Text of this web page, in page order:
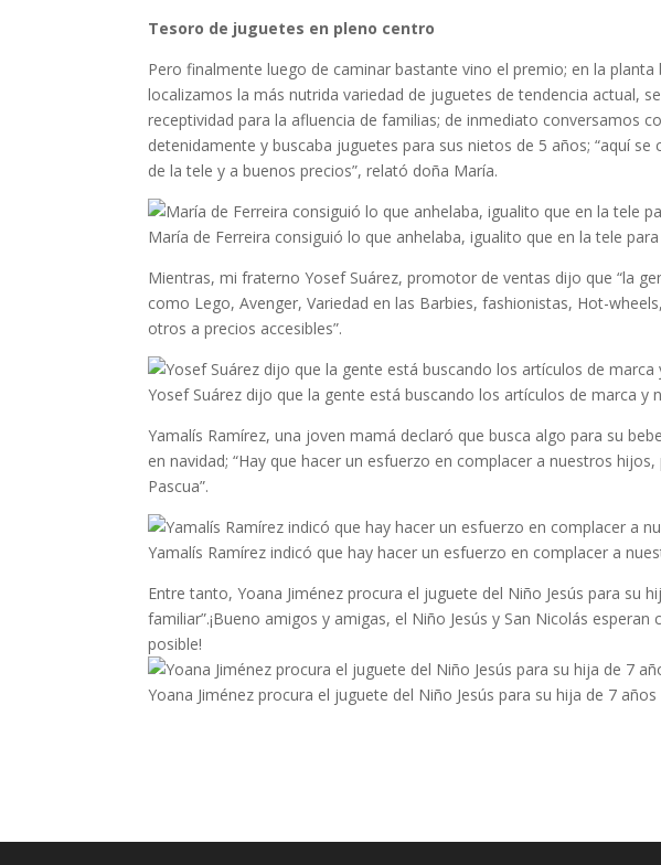
Tesoro de juguetes en pleno centro
Pero finalmente luego de caminar bastante vino el premio; en la
localizamos la más nutrida variedad de juguetes de tendencia actual,
receptividad para la afluencia de familias; de inmediato conversamos
detenidamente y buscaba juguetes para sus nietos de 5 años; “aquí
de la tele y a buenos precios”, relató doña María.
María de Ferreira consiguió lo que anhelaba, igualito que en la tele
Mientras, mi fraterno Yosef Suárez, promotor de ventas dijo que “la
como Lego, Avenger, Variedad en las Barbies, fashionistas, Hot-
otros a precios accesibles”.
Yosef Suárez dijo que la gente está buscando los artículos de marca y
Yamalís Ramírez, una joven mamá declaró que busca algo para su
en navidad; “Hay que hacer un esfuerzo en complacer a nuestros
Pascua”.
Yamalís Ramírez indicó que hay hacer un esfuerzo en complacer a
Entre tanto, Yoana Jiménez procura el juguete del Niño Jesús para su
familiar”.¡Bueno amigos y amigas, el Niño Jesús y San Nicolás
posible!
Yoana Jiménez procura el juguete del Niño Jesús para su hija de 7